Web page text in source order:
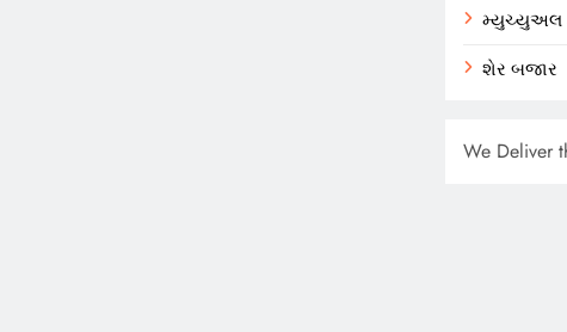
મ્યુચ્યુઅલ
શેર બજાર
We Deliver